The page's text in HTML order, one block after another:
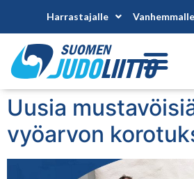
Harrastajalle Vanhemmalle
Uusia
vyöarvon